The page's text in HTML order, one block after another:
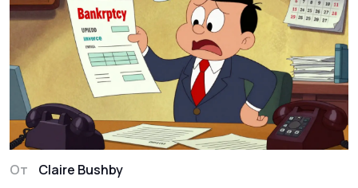
От Claire Bushby